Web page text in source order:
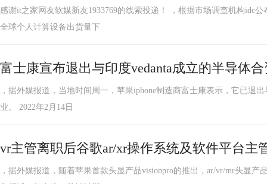
感谢it之家网友软媒新友1933769的线索投递！ ，根据市场调查机构idc
全球个人计算设备出货量下
富士康宣布退出与印度vedanta成立的半导体
，据外媒报道，当地时间周一，苹果iphone制造商富士康表示，它已退
业。 2022年2月14日
vr主管离职后谷歌ar/xr操作系统及软件平台主
，据外媒报道，随着苹果首款头显产品visionpro的推出，ar/vr/mr头显产